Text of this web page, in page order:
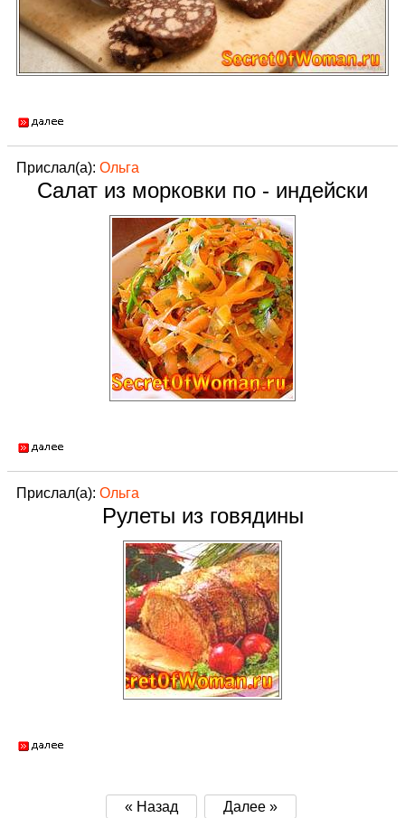
Прислал(а): Ольга
Салат из морковки по - индейски
Прислал(а): Ольга
Рулеты из говядины
« Назад Далее »